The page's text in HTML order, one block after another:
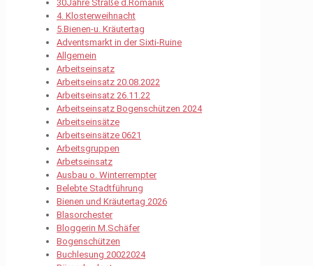
30Jahre Straße d.Romanik
4. Klosterweihnacht
5.Bienen-u. Kräutertag
Adventsmarkt in der Sixti-Ruine
Allgemein
Arbeitseinsatz
Arbeitseinsatz 20.08.2022
Arbeitseinsatz 26.11.22
Arbeitseinsatz Bogenschützen 2024
Arbeitseinsätze
Arbeitseinsätze 0621
Arbeitsgruppen
Arbetseinsatz
Ausbau o. Winterrempter
Belebte Stadtführung
Bienen und Kräutertag 2026
Blasorchester
Bloggerin M.Schäfer
Bogenschützen
Buchlesung 20022024